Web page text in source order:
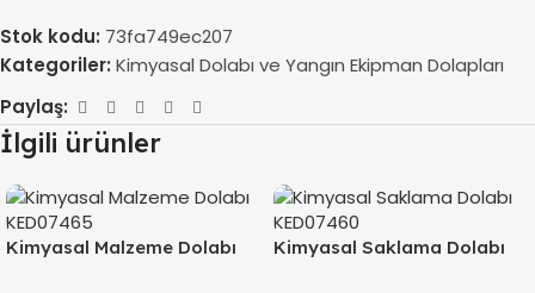
Stok kodu: 73fa749ec207
Kategoriler: Kimyasal Dolabı ve Yangın Ekipman Dolapları
Paylaş:
İlgili ürünler
Kimyasal Malzeme Dolabı
Kimyasal Saklama Dolabı